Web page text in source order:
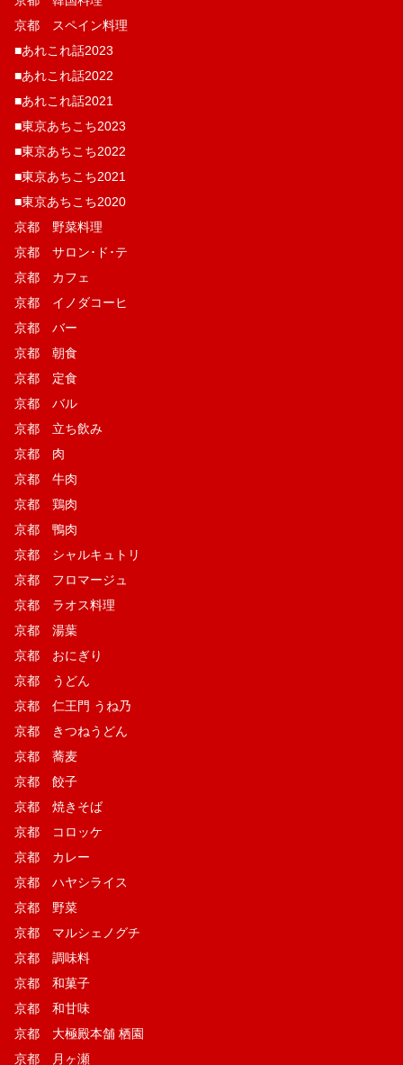
京都 スペイン料理
■あれこれ話2023
■あれこれ話2022
■あれこれ話2021
■東京あちこち2023
■東京あちこち2022
■東京あちこち2021
■東京あちこち2020
京都 野菜料理
京都 サロン･ド･テ
京都 カフェ
京都 イノダコーヒ
京都 バー
京都 朝食
京都 定食
京都 バル
京都 立ち飲み
京都 肉
京都 牛肉
京都 鶏肉
京都 鴨肉
京都 シャルキュトリ
京都 フロマージュ
京都 ラオス料理
京都 湯葉
京都 おにぎり
京都 うどん
京都 仁王門 うね乃
京都 きつねうどん
京都 蕎麦
京都 餃子
京都 焼きそば
京都 コロッケ
京都 カレー
京都 ハヤシライス
京都 野菜
京都 マルシェノグチ
京都 調味料
京都 和菓子
京都 和甘味
京都 大極殿本舗 栖園
京都 月ヶ瀬